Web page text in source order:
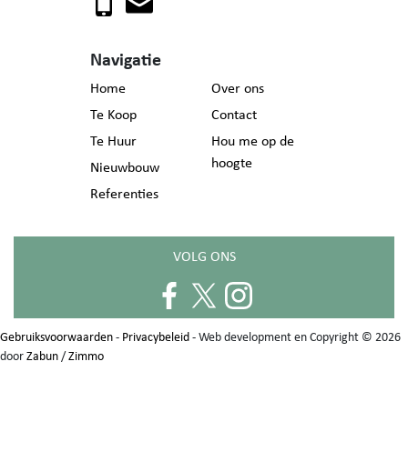
Navigatie
Home
Te Koop
Te Huur
Nieuwbouw
Referenties
Over ons
Contact
Hou me op de
hoogte
VOLG ONS
Gebruiksvoorwaarden- Privacybeleid- Web development en Copyright © 2026
doorZabun/Zimmo